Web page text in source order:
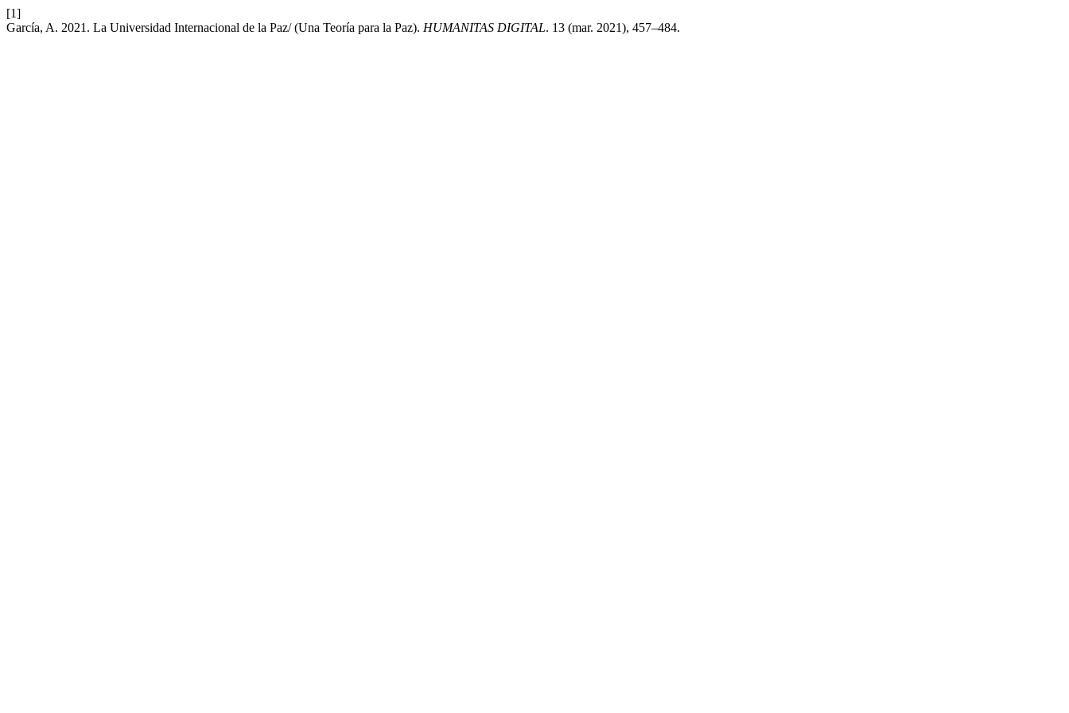
[1]
García, A. 2021. La Universidad Internacional de la Paz/ (Una Teoría para la Paz). HUMANITAS DIGITAL. 13 (mar. 2021), 457–484.